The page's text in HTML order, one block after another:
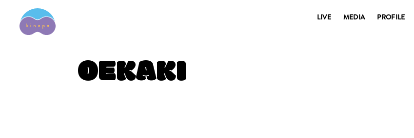
LIVE MEDIA PROFILE
OEKAKI